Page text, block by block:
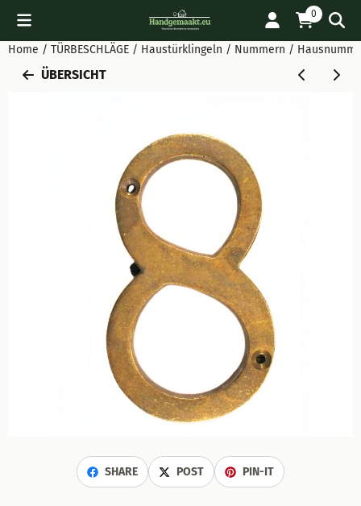
Cookie-Einstellungen verfügbar. Einstellungen wählen oder
0
Home / TÜRBESCHLÄGE / Haustürklingeln / Nummern /
ÜBERSICHT
SHARE POST PIN-IT